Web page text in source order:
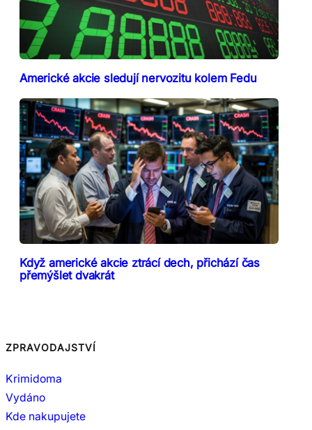
Americké akcie sledují nervozitu kolem Fedu
Když americké akcie ztrácí dech, přichází čas
přemýšlet dvakrát
ZPRAVODAJSTVÍ
Krimidoma
Vydáno
Kde nakupujete